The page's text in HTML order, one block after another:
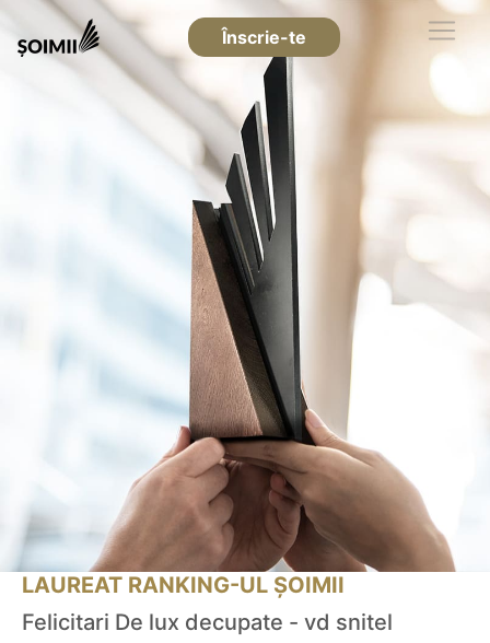
Înscrie-te
LAUREAT RANKING-UL ȘOIMII
Felicitari De lux decupate - vd snitel